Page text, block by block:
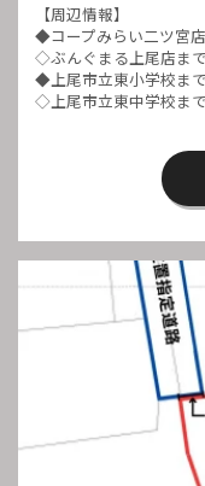
【周辺情報】
◆コープみらい二ツ
◇ぶんぐまる上尾店ま
◆上尾市立東小学校ま
◇上尾市立東中学校ま